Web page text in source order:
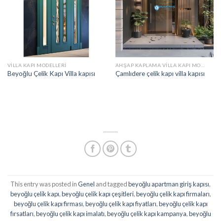
VILLA KAPI MODELLERI
Beyoğlu Çelik Kapı Villa kapısı Çamlıdere çelik kapı villa kapısı
This entry was posted inGenel and taggedbeyoğlu apartman giriş kapısı,
beyoğlu çelik kapı,beyoğlu çelik kapı çeşitleri,beyoğlu çelik kapı firmaları,
beyoğlu çelik kapı firması,beyoğlu çelik kapı fiyatları,beyoğlu çelik kapı
fırsatları,beyoğlu çelik kapı imalatı,beyoğlu çelik kapı kampanya,beyoğlu